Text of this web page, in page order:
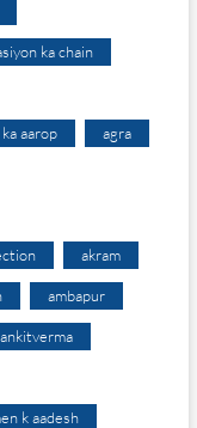
ka chain
aarop agra
akram
ambapur
ankitverma
k aadesh